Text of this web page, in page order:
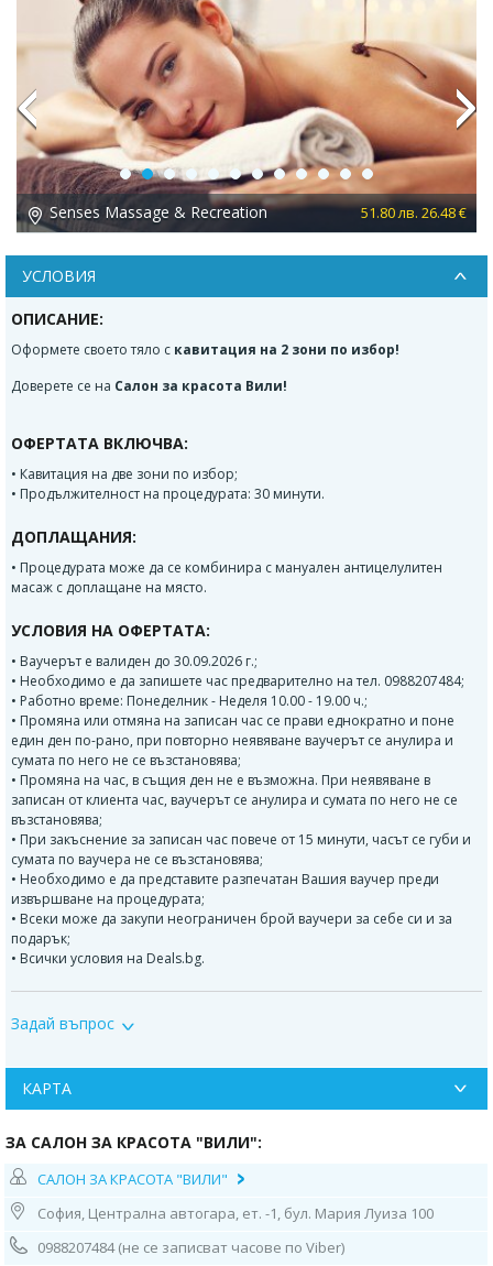
Senses Massage & Recreation 51.80 лв. 26.48 €
Previous Next
УСЛОВИЯ
ОПИСАНИЕ:
Оформете своето тяло с кавитация на 2 зони по избор!
Доверете се на Салон за красота Вили!
ОФЕРТАТА ВКЛЮЧВА:
• Кавитация на две зони по избор;
• Продължителност на процедурата: 30 минути.
ДОПЛАЩАНИЯ:
• Процедурата може да се комбинира с мануален антицелулитен
масаж с доплащане на място.
УСЛОВИЯ НА ОФЕРТАТА:
• Ваучерът е валиден до 30.09.2026 г.;
• Необходимо е да запишете час предварително на тел. 0988207484;
• Работно време: Понеделник - Неделя 10.00 - 19.00 ч.;
• Промяна или отмяна на записан час се прави еднократно и поне
един ден по-рано, при повторно неявяване ваучерът се анулира и
сумата по него не се възстановява;
• Промяна на час, в същия ден не е възможна. При неявяване в
записан от клиента час, ваучерът се анулира и сумата по него не се
възстановява;
• При закъснение за записан час повече от 15 минути, часът се губи и
сумата по ваучера не се възстановява;
• Необходимо е да представите разпечатан Вашия ваучер преди
извършване на процедурата;
• Всеки може да закупи неограничен брой ваучери за себе си и за
подарък;
• Всички условия на Deals.bg.
Апаратът за кавитация използва нискочестотни ултразвукови вълни
/40 KHZ/ за разрушаване на мазнините в организма, което води до
милиони хора избират този метод. Методът е създаден и проектиран
в Европа, като съвременните изследвания го посочват като най-
Лечението е одобрено от FDA и има напълно неинвазивен характер.
и го наричат неинвазивна ултразвукова липосукция. Макар и да не се
използват оперативна интервенция, инжекция, упойка или
дългосрочна рехабилитация, ефектът при повечето хора е видим още
след първата процедура. Обиколките намаляват от 2 до 4 см. Не оставя
следи върху кожата под формата на синини или тъканни повреди и
Задай въпрос
КАРТА
ЗА САЛОН ЗА КРАСОТА "ВИЛИ":
САЛОН ЗА КРАСОТА "ВИЛИ"
София, Централна автогара, ет. -1, бул. Мария Луиза 100
0988207484 (не се записват часове по Viber)